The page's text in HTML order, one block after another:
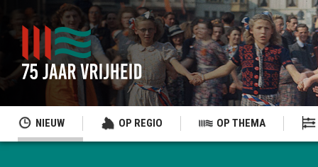
NIEUW OP REGIO OP THEMA